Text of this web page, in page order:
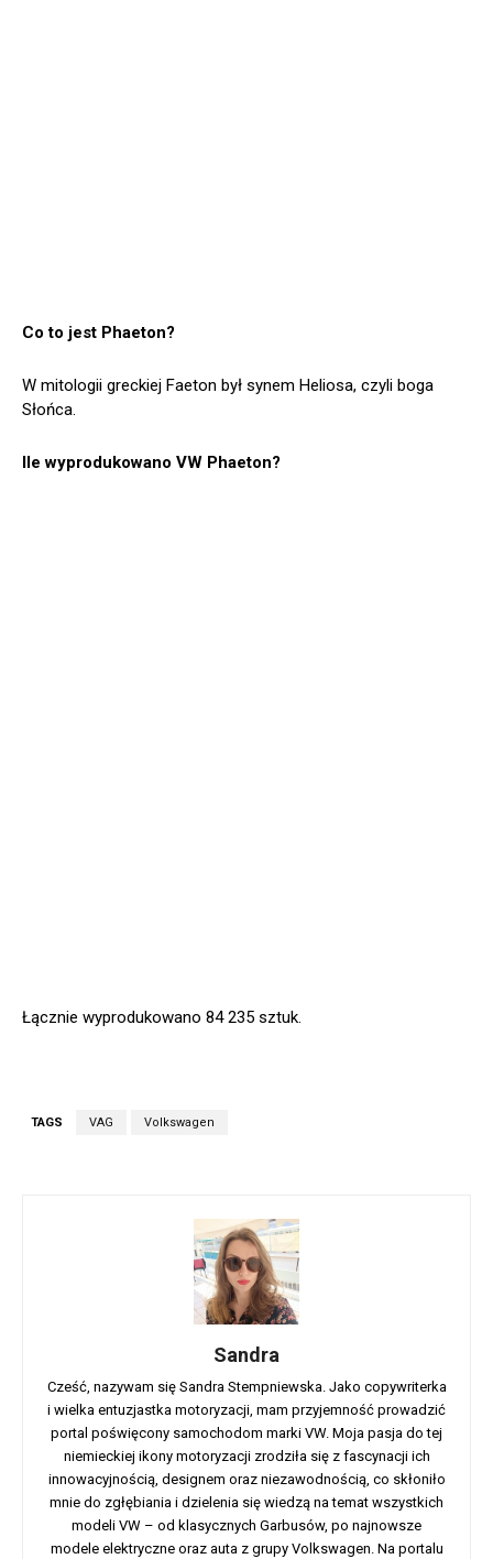
Co to jest Phaeton?
W mitologii greckiej Faeton był synem Heliosa, czyli boga
Słońca.
Ile wyprodukowano VW Phaeton?
Łącznie wyprodukowano 84 235 sztuk.
TAGS VAG Volkswagen
Sandra
Cześć, nazywam się Sandra Stempniewska. Jako copywriterka
i wielka entuzjastka motoryzacji, mam przyjemność prowadzić
portal poświęcony samochodom marki VW. Moja pasja do tej
niemieckiej ikony motoryzacji zrodziła się z fascynacji ich
innowacyjnością, designem oraz niezawodnością, co skłoniło
mnie do zgłębiania i dzielenia się wiedzą na temat wszystkich
modeli VW – od klasycznych Garbusów, po najnowsze
modele elektryczne oraz auta z grupy Volkswagen. Na portalu